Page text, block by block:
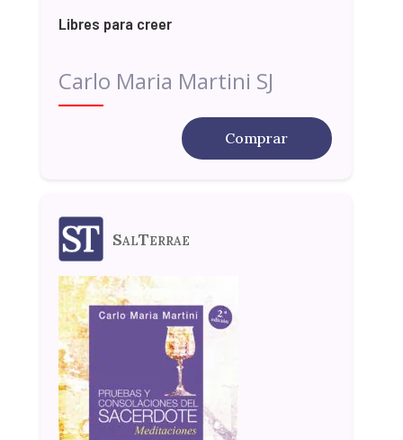
Libres para creer
Carlo Maria Martini SJ
Comprar
SalTerrae